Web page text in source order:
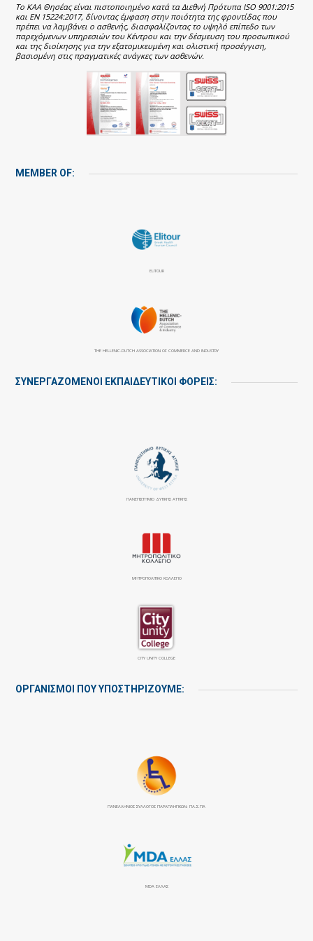
Το ΚΑΑ Θησέας είναι πιστοποιημένο κατά τα Διεθνή Πρότυπα ISO 9001:2015
και EN 15224:2017, δίνοντας έμφαση στην ποιότητα της φροντίδας που
πρέπει να λαμβάνει ο ασθενής, διασφαλίζοντας το υψηλό επίπεδο των
παρεχόμενων υπηρεσιών του Κέντρου και την δέσμευση του προσωπικού
και της διοίκησης για την εξατομικευμένη και ολιστική προσέγγιση,
βασισμένη στις πραγματικές ανάγκες των ασθενών.
MEMBER OF:
ELITOUR
THE HELLENIC-DUTCH ASSOCIATION OF COMMERCE AND INDUSTRY
ΣΥΝΕΡΓΑΖΌΜΕΝΟΙ ΕΚΠΑΙΔΕΥΤΙΚΟΊ ΦΟΡΕΊΣ:
ΠΑΝΕΠΙΣΤΉΜΙΟ ΔΥΤΙΚΉΣ ΑΤΤΙΚΉΣ
ΜΗΤΡΟΠΟΛΙΤΙΚΟ ΚΟΛΛΕΓΙΟ
CITY UNITY COLLEGE
ΟΡΓΑΝΙΣΜΟΙ ΠΟΥ ΥΠΟΣΤΗΡΙΖΟΥΜΕ:
ΠΑΝΕΛΛΉΝΙΟΣ ΣΎΛΛΟΓΟΣ ΠΑΡΑΠΛΗΓΙΚΏΝ: ΠΑ.Σ.ΠΑ
MDA ΕΛΛΑΣ